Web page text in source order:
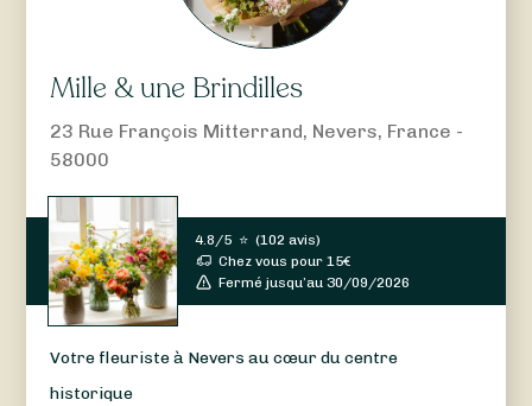
Mille & une Brindilles
23 Rue François Mitterrand, Nevers, France -
58000
4.8/5 ⭐ (102 avis)
Chez vous pour15€
Fermé jusqu’au 30/09/2026
Votre fleuriste à Nevers au cœur du centre
historique